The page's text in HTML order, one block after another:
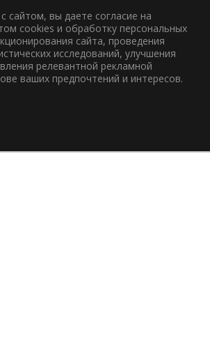
сайтом, вы даете согласие на
cookies и обработку персональных
сайта, проведения
исследований, улучшения
релевантной рекламной
ваших предпочтений и интересов.